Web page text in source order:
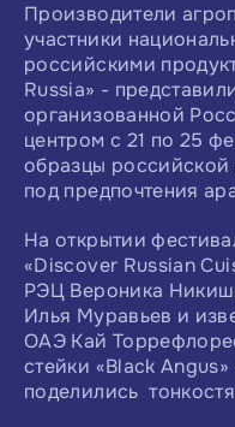
Производители
участники
российскими
Russia» -
организованной
центром с 21 по 25
образцы российской
под предпочтения
На открытии
«Discover Russian
РЭЦ Вероника
Илья Муравьев и
ОАЭ Кай
стейки «Black
поделились